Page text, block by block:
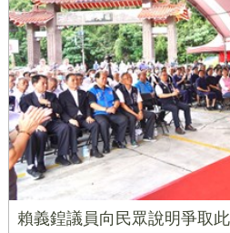
賴義鍠議員向民眾說明爭取